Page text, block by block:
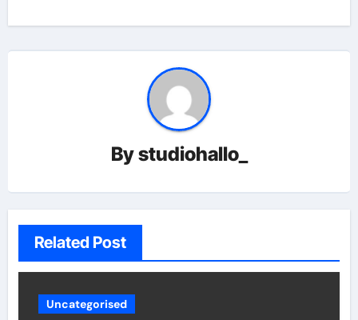
Bystudiohallo_
Related Post
Uncategorised